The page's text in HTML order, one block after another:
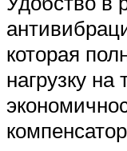
которая
нагрузку